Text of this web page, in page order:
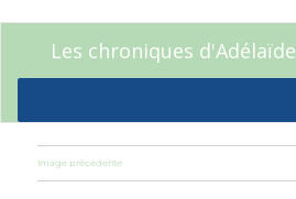
Les chroniques d'Adélaïde
Image précédente